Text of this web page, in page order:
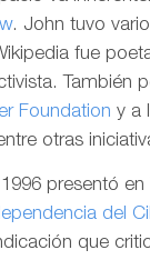
. John tuvo
fue
También
Foundation y a
otras
presentó en
del
que